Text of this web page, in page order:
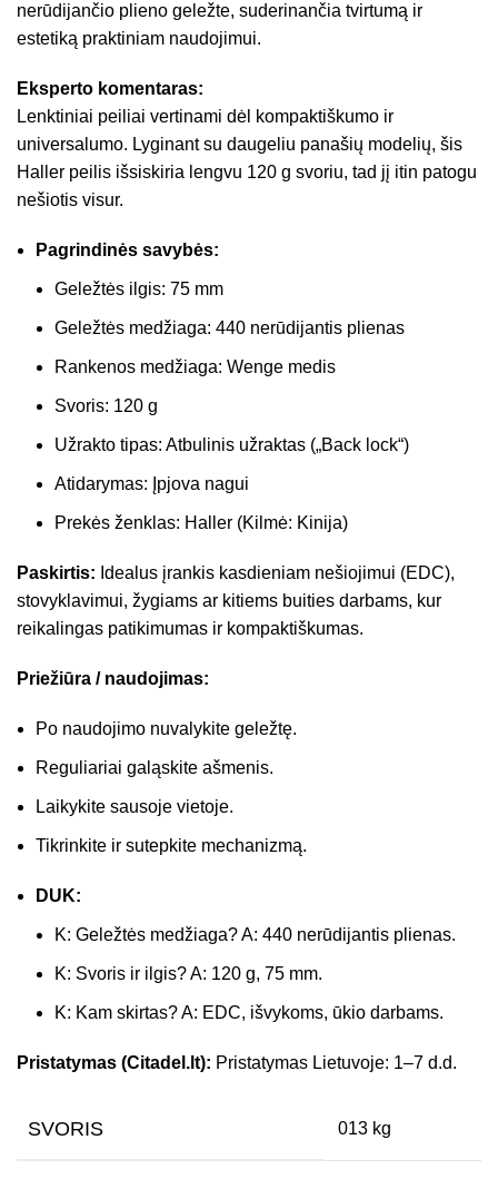
nerūdijančio plieno geležte, suderinančia tvirtumą ir
estetiką praktiniam naudojimui.
Eksperto komentaras:
Lenktiniai peiliai vertinami dėl kompaktiškumo ir
universalumo. Lyginant su daugeliu panašių modelių, šis
Haller peilis išsiskiria lengvu 120 g svoriu, tad jį itin patogu
nešiotis visur.
Pagrindinės savybės:
Geležtės ilgis: 75 mm
Geležtės medžiaga: 440 nerūdijantis plienas
Rankenos medžiaga: Wenge medis
Svoris: 120 g
Užrakto tipas: Atbulinis užraktas („Back lock“)
Atidarymas: Įpjova nagui
Prekės ženklas: Haller (Kilmė: Kinija)
Paskirtis: Idealus įrankis kasdieniam nešiojimui (EDC),
stovyklavimui, žygiams ar kitiems buities darbams, kur
reikalingas patikimumas ir kompaktiškumas.
Priežiūra / naudojimas:
Po naudojimo nuvalykite geležtę.
Reguliariai galąskite ašmenis.
Laikykite sausoje vietoje.
Tikrinkite ir sutepkite mechanizmą.
DUK:
K: Geležtės medžiaga? A: 440 nerūdijantis plienas.
K: Svoris ir ilgis? A: 120 g, 75 mm.
K: Kam skirtas? A: EDC, išvykoms, ūkio darbams.
Pristatymas (Citadel.lt): Pristatymas Lietuvoje: 1–7 d.d.
SVORIS 013 kg